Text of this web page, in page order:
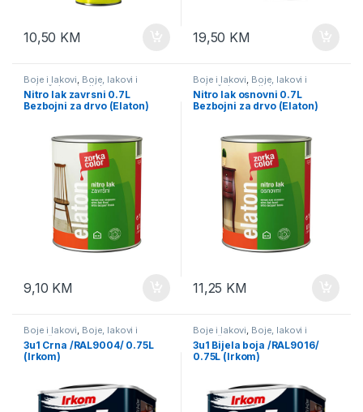
10,50 KM 19,50 KM
Boje i lakovi, Boje, lakovi i
potrošni materijal
Nitro lak zavrsni 0.7L
Bezbojni za drvo (Elaton)
9,10 KM
Boje i lakovi, Boje, lakovi i
potrošni materijal
Nitro lak osnovni 0.7L
Bezbojni za drvo (Elaton)
11,25 KM
Boje i lakovi, Boje, lakovi i
potrošni materijal
3u1 Crna /RAL9004/ 0.75L
(Irkom)
Boje i lakovi, Boje, lakovi i
potrošni materijal
3u1 Bijela boja /RAL9016/
0.75L (Irkom)